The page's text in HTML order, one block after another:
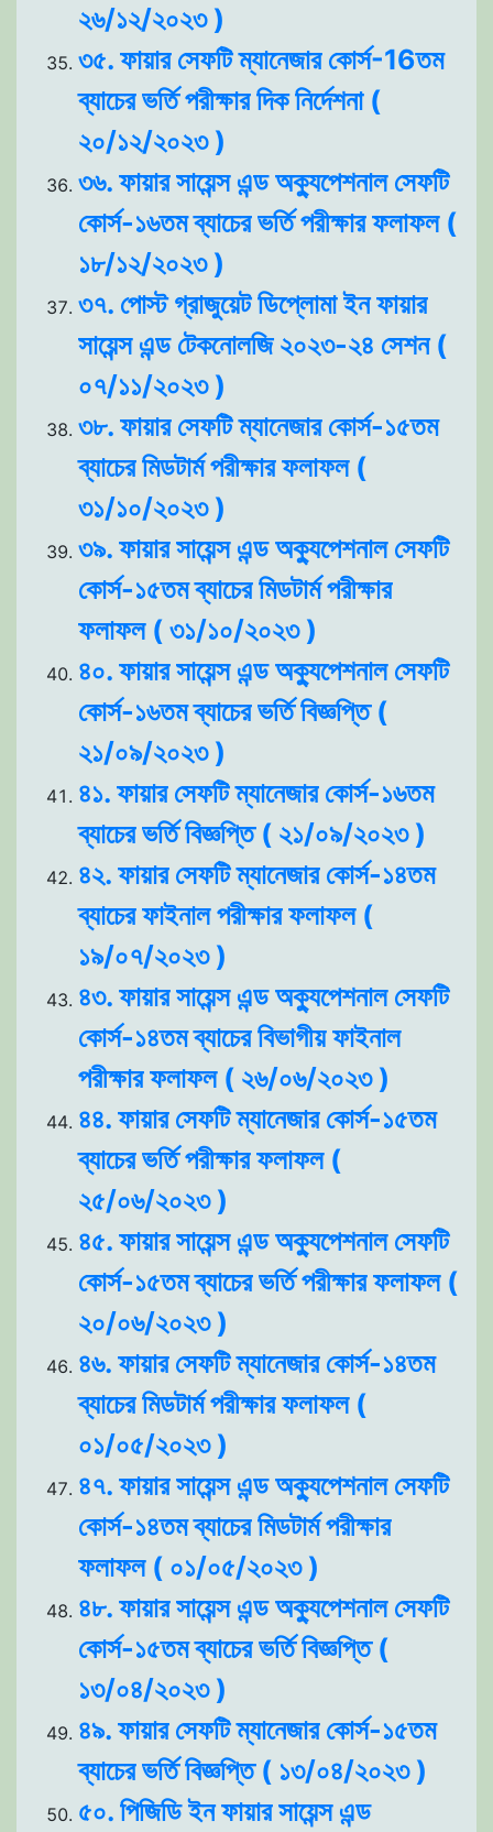
২৬/১২/২০২৩ )
৩৫. ফায়ার সেফটি ম্যানেজার কোর্স-16তম
ব্যাচের ভর্তি পরীক্ষার দিক নির্দেশনা (
২০/১২/২০২৩ )
৩৬. ফায়ার সায়েন্স এন্ড অক্যুপেশনাল সেফটি
কোর্স-১৬তম ব্যাচের ভর্তি পরীক্ষার ফলাফল (
১৮/১২/২০২৩ )
৩৭. পোস্ট গ্রাজুয়েট ডিপ্লোমা ইন ফায়ার
সায়েন্স এন্ড টেকনোলজি ২০২৩-২৪ সেশন (
০৭/১১/২০২৩ )
৩৮. ফায়ার সেফটি ম্যানেজার কোর্স-১৫তম
ব্যাচের মিডটার্ম পরীক্ষার ফলাফল (
৩১/১০/২০২৩ )
৩৯. ফায়ার সায়েন্স এন্ড অক্যুপেশনাল সেফটি
কোর্স-১৫তম ব্যাচের মিডটার্ম পরীক্ষার
ফলাফল ( ৩১/১০/২০২৩ )
৪০. ফায়ার সায়েন্স এন্ড অক্যুপেশনাল সেফটি
কোর্স-১৬তম ব্যাচের ভর্তি বিজ্ঞপ্তি (
২১/০৯/২০২৩ )
৪১. ফায়ার সেফটি ম্যানেজার কোর্স-১৬তম
ব্যাচের ভর্তি বিজ্ঞপ্তি ( ২১/০৯/২০২৩ )
৪২. ফায়ার সেফটি ম্যানেজার কোর্স-১৪তম
ব্যাচের ফাইনাল পরীক্ষার ফলাফল (
১৯/০৭/২০২৩ )
৪৩. ফায়ার সায়েন্স এন্ড অক্যুপেশনাল সেফটি
কোর্স-১৪তম ব্যাচের বিভাগীয় ফাইনাল
পরীক্ষার ফলাফল ( ২৬/০৬/২০২৩ )
৪৪. ফায়ার সেফটি ম্যানেজার কোর্স-১৫তম
ব্যাচের ভর্তি পরীক্ষার ফলাফল (
২৫/০৬/২০২৩ )
৪৫. ফায়ার সায়েন্স এন্ড অক্যুপেশনাল সেফটি
কোর্স-১৫তম ব্যাচের ভর্তি পরীক্ষার ফলাফল (
২০/০৬/২০২৩ )
৪৬. ফায়ার সেফটি ম্যানেজার কোর্স-১৪তম
ব্যাচের মিডটার্ম পরীক্ষার ফলাফল (
০১/০৫/২০২৩ )
৪৭. ফায়ার সায়েন্স এন্ড অক্যুপেশনাল সেফটি
কোর্স-১৪তম ব্যাচের মিডটার্ম পরীক্ষার
ফলাফল ( ০১/০৫/২০২৩ )
৪৮. ফায়ার সায়েন্স এন্ড অক্যুপেশনাল সেফটি
কোর্স-১৫তম ব্যাচের ভর্তি বিজ্ঞপ্তি (
১৩/০৪/২০২৩ )
৪৯. ফায়ার সেফটি ম্যানেজার কোর্স-১৫তম
ব্যাচের ভর্তি বিজ্ঞপ্তি ( ১৩/০৪/২০২৩ )
৫০. পিজিডি ইন ফায়ার সায়েন্স এন্ড